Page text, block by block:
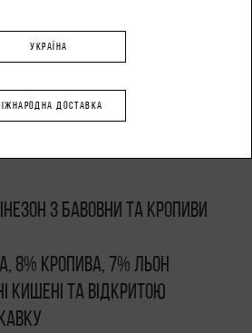
з бавовни та кропиви
8% кропива, 7% льон
кишені та відкритою
УКРАЇНА
ДОСТАВКА